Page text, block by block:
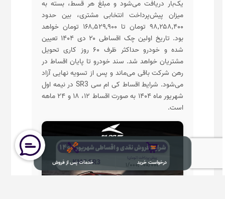
یک‌بار دریافت می‌شود و مبلغ هر قسط، بسته به
میزان پیش‌پرداخت انتخابی مشتری، بین حدود
۹۸,۲۵۸,۴۰۰ تومان تا ۱۶۸,۵۲۹,۹۰۰ تومان خواهد
بود. تاریخ اولین چک اقساطی ۲۰ دی ۱۴۰۴ تعیین
شده و خودرو حداکثر ظرف ۶۰ روز کاری تحویل
مشتریان خواهد شد. سند خودرو تا پایان اقساط در
رهن شرکت باقی می‌ماند و پس از تسویه نهایی آزاد
می‌شود. شرایط اقساط کی ام سی SR3 در نیمه اول
شهریور ماه ۱۴۰۴ به صورت اقساط ۱۲، ۱۸ و ۲۴ ماهه
است.
درخواست خرید خدمات پس از فروش